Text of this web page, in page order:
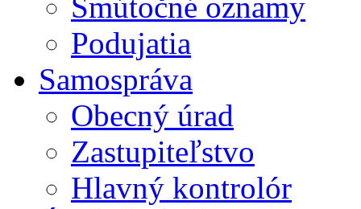
Podujatia
Samospráva
Obecný úrad
Zastupiteľstvo
Hlavný kontrolór